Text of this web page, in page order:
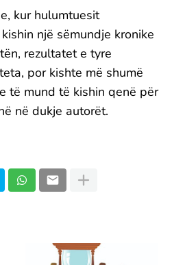
kur hulumtuesit
një sëmundje kronike
rezultatet e tyre
por kishte më shumë
të mund të kishin qenë për
në dukje autorët.